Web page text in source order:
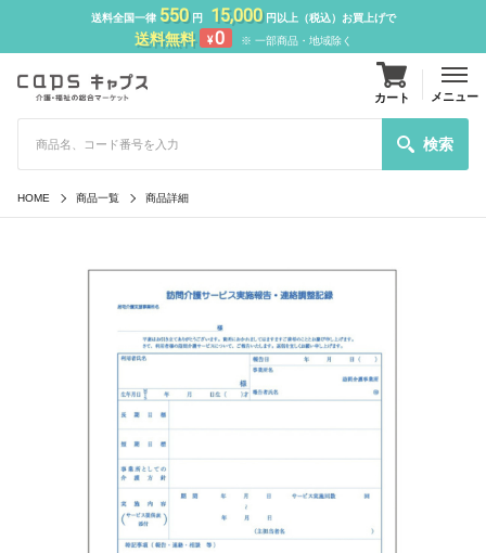
送料全国一律 550円 15,000円以上（税込）お買上げで
送料無料 ¥0 ※ 一部商品・地域除く
検索
カート メニュー
HOME 商品一覧 商品詳細